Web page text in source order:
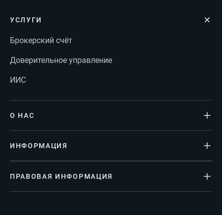
УСЛУГИ
Брокерский счёт
Доверительное управление
ИИС
О НАС
ИНФОРМАЦИЯ
ПРАВОВАЯ ИНФОРМАЦИЯ